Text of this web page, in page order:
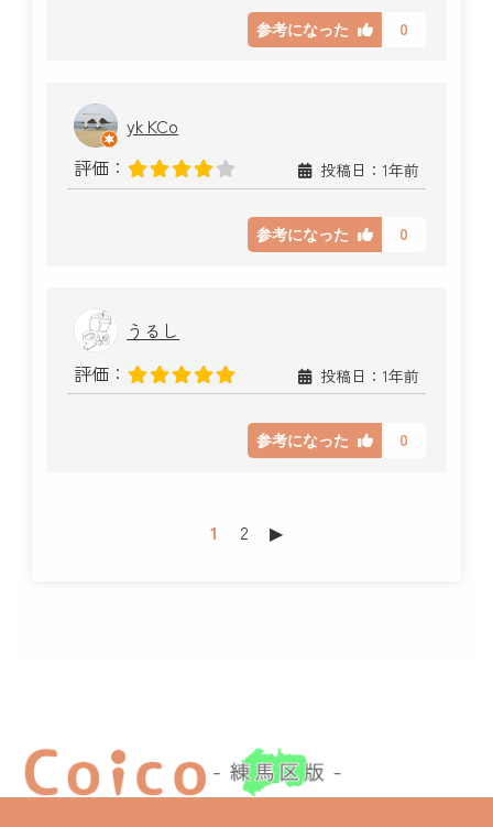
参考になった 0
yk KCo
評価：
投稿日：1年前
参考になった 0
うるし
評価：
投稿日：1年前
参考になった 0
1 2 ▶︎